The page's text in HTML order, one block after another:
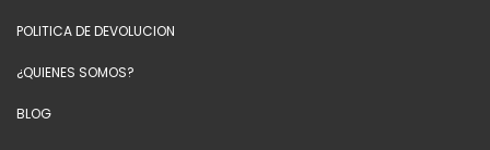
POLITICA DE DEVOLUCION
¿QUIENES SOMOS?
BLOG